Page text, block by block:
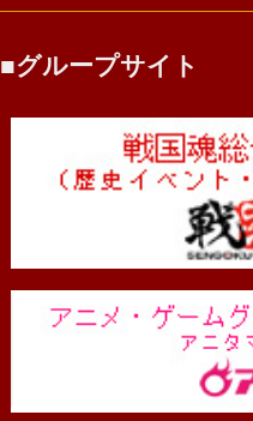
グループサイト